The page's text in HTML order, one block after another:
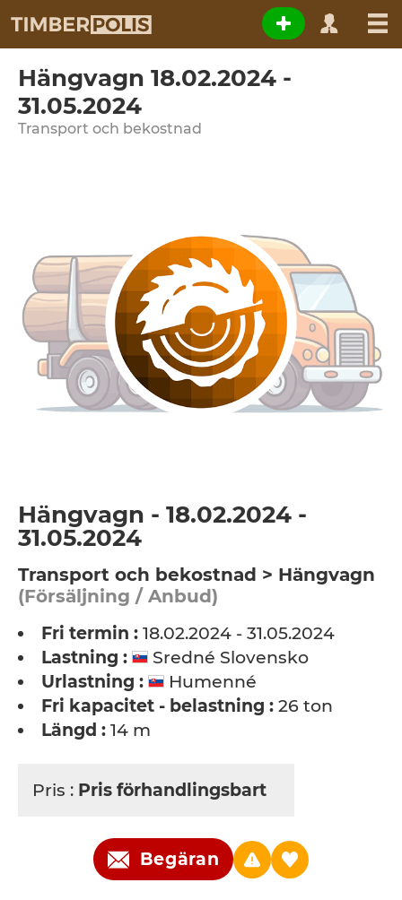
Hängvagn 18.02.2024 -
31.05.2024
Transport och bekostnad
Hängvagn - 18.02.2024 -
31.05.2024
Transport och bekostnad > Hängvagn
(Försäljning / Anbud)
Fri termin : 18.02.2024 - 31.05.2024
Lastning :
Sredné Slovensko
Urlastning :
Humenné
Fri kapacitet - belastning : 26 ton
Längd : 14 m
Pris : Pris förhandlingsbart
Begäran